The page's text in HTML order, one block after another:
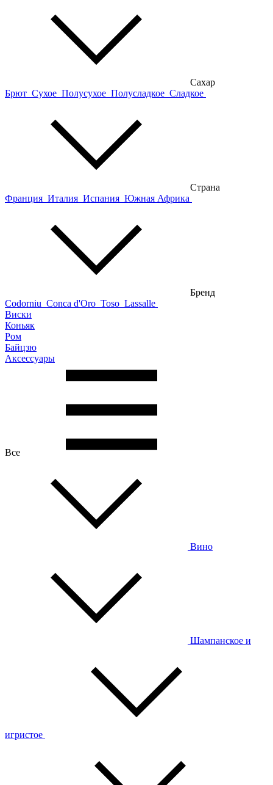
Сахар
Брют Сухое Полусухое Полусладкое Сладкое
Страна
Франция Италия Испания Южная Африка
Бренд
Codorniu Conca d'Oro Toso Lassalle
Виски
Коньяк
Ром
Байцзю
Аксессуары
Все
Вино
Шампанское и
игристое